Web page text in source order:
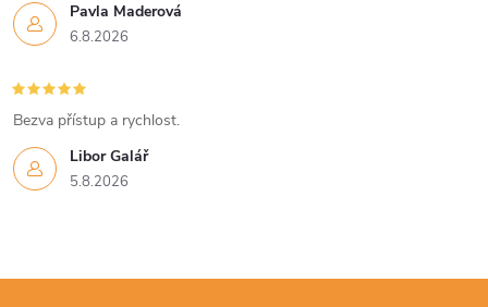
Pavla Maderová
6.8.2026
Libor Galář
5.8.2026
Bezva přístup a rychlost.